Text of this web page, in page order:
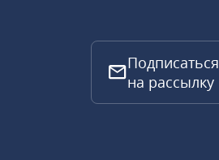
Подписаться
на рассылку